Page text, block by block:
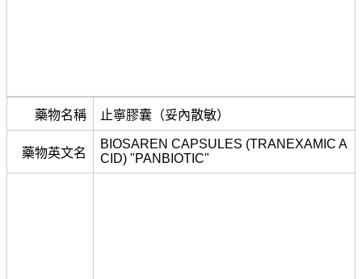
藥物名稱 止寧膠囊（妥內散敏）
藥物英文名
BIOSAREN CAPSULES (TRANEXAMIC A
CID) "PANBIOTIC"